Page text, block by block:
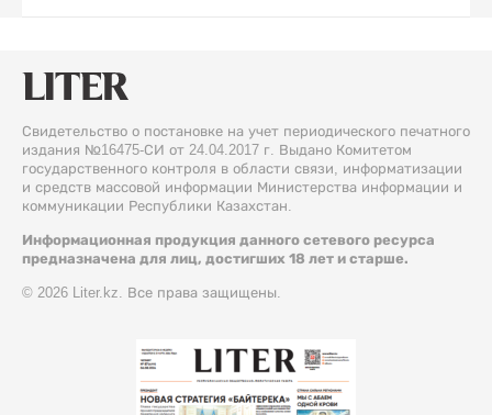
Свидетельство о постановке на учет периодического печатного
издания №16475-СИ от 24.04.2017 г. Выдано Комитетом
государственного контроля в области связи, информатизации
и средств массовой информации Министерства информации и
коммуникации Республики Казахстан.
Информационная продукция данного сетевого ресурса
предназначена для лиц, достигших 18 лет и старше.
© 2026 Liter.kz. Все права защищены.